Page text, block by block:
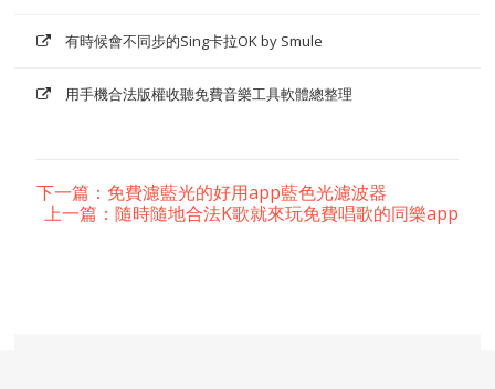
有時候會不同步的Sing卡拉OK by Smule
用手機合法版權收聽免費音樂工具軟體總整理
下一篇：免費濾藍光的好用app藍色光濾波器
上一篇：隨時隨地合法K歌就來玩免費唱歌的同樂app